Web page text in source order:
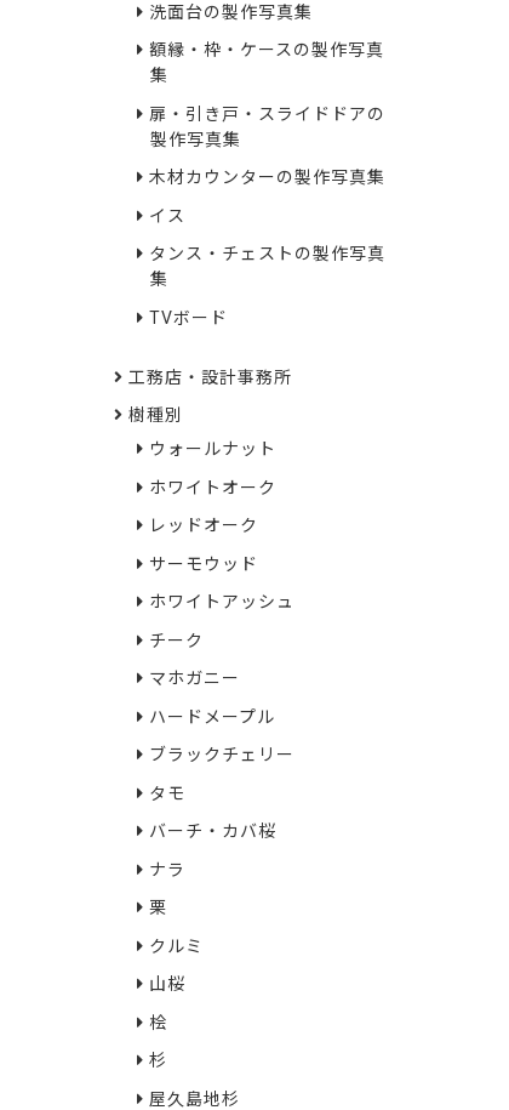
洗面台の製作写真集
額縁・枠・ケースの製作写真
集
扉・引き戸・スライドドアの
製作写真集
木材カウンターの製作写真集
イス
タンス・チェストの製作写真
集
TVボード
工務店・設計事務所
樹種別
ウォールナット
ホワイトオーク
レッドオーク
サーモウッド
ホワイトアッシュ
チーク
マホガニー
ハードメープル
ブラックチェリー
タモ
バーチ・カバ桜
ナラ
栗
クルミ
山桜
桧
杉
屋久島地杉